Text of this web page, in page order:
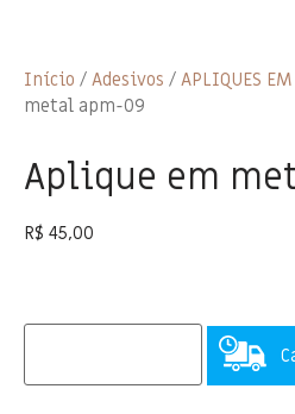
Início / Adesivos / APLIQUES
metal apm-09
Aplique em
R$ 45,00